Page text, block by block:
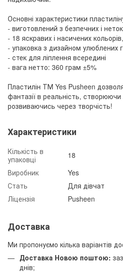
Основні характеристики
- виготовлений з безпечних і
- 18 яскравих і насичених
- упаковка з дизайном улюблених
- стек для ліплення всередині
- вага нетто: 360 грам ±5%
Пластилін ТМ Yes Pusheen
фантазії в реальність, створюючи
розвиваючись через творчість!
Характеристики
Кількість в
упаковці
18
Виробник
Yes
Стать
Для дівчат
Ліцензія
Pusheen
Доставка
Ми пропонуємо кілька варіантів
Доставка Новою поштою:
днів;